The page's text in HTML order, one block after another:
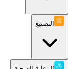
التصنيع